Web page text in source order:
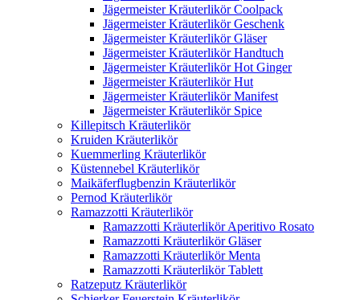
Jägermeister Kräuterlikör Coolpack
Jägermeister Kräuterlikör Geschenk
Jägermeister Kräuterlikör Gläser
Jägermeister Kräuterlikör Handtuch
Jägermeister Kräuterlikör Hot Ginger
Jägermeister Kräuterlikör Hut
Jägermeister Kräuterlikör Manifest
Jägermeister Kräuterlikör Spice
Killepitsch Kräuterlikör
Kruiden Kräuterlikör
Kuemmerling Kräuterlikör
Küstennebel Kräuterlikör
Maikäferflugbenzin Kräuterlikör
Pernod Kräuterlikör
Ramazzotti Kräuterlikör
Ramazzotti Kräuterlikör Aperitivo Rosato
Ramazzotti Kräuterlikör Gläser
Ramazzotti Kräuterlikör Menta
Ramazzotti Kräuterlikör Tablett
Ratzeputz Kräuterlikör